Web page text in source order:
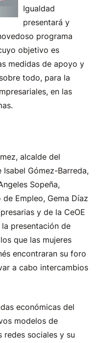
Igualdad
presentará y
programa
objetivo es
medidas de apoyo y
todo, para la
en las
alcalde del
Gómez-Barreda,
Sopeña,
Empleo, Gema Díaz
y de la CeOE
presentación de
que las mujeres
encontraran su foro
a cabo intercambios
económicas del
modelos de
redes sociales y su